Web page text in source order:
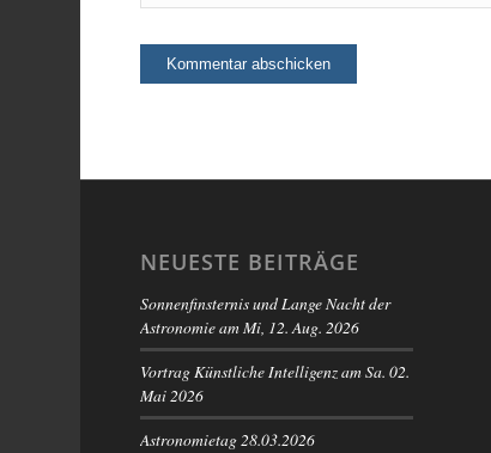
NEUESTE BEITRÄGE
Sonnenfinsternis und Lange Nacht der
Astronomie am Mi, 12. Aug. 2026
Vortrag Künstliche Intelligenz am Sa. 02.
Mai 2026
Astronomietag 28.03.2026